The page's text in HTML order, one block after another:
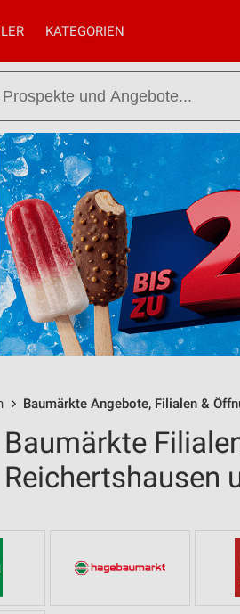
KATEGORIEN
Baumärkte Angebote, Filialen &
Baumärkte
Reichertshausen